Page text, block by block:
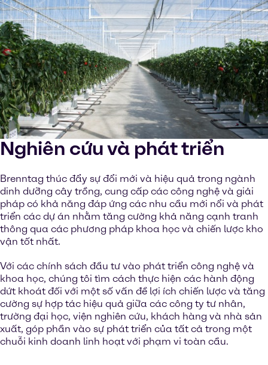
Nghiên cứu và phát triển
Brenntag thúc đẩy sự đổi mới và hiệu quả trong ngành
dinh dưỡng cây trồng, cung cấp các công nghệ và giải
pháp có khả năng đáp ứng các nhu cầu mới nổi và phát
triển các dự án nhằm tăng cường khả năng cạnh tranh
thông qua các phương pháp khoa học và chiến lược kho
vận tốt nhất.
Với các chính sách đầu tư vào phát triển công nghệ và
khoa học, chúng tôi tìm cách thực hiện các hành động
dứt khoát đối với một số vấn đề lợi ích chiến lược và tăng
cường sự hợp tác hiệu quả giữa các công ty tư nhân,
trường đại học, viện nghiên cứu, khách hàng và nhà sản
xuất, góp phần vào sự phát triển của tất cả trong một
chuỗi kinh doanh linh hoạt với phạm vi toàn cầu.